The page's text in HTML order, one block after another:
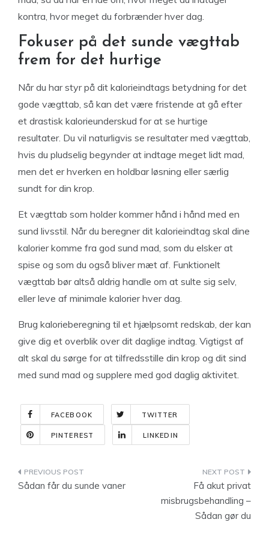
kontra, hvor meget du forbrænder hver dag.
Fokuser på det sunde vægttab
frem for det hurtige
Når du har styr på dit kalorieindtags betydning for det
gode vægttab, så kan det være fristende at gå efter
et drastisk kalorieunderskud for at se hurtige
resultater. Du vil naturligvis se resultater med vægttab,
hvis du pludselig begynder at indtage meget lidt mad,
men det er hverken en holdbar løsning eller særlig
sundt for din krop.
Et vægttab som holder kommer hånd i hånd med en
sund livsstil. Når du beregner dit kalorieindtag skal dine
kalorier komme fra god sund mad, som du elsker at
spise og som du også bliver mæt af. Funktionelt
vægttab bør altså aldrig handle om at sulte sig selv,
eller leve af minimale kalorier hver dag.
Brug kalorieberegning til et hjælpsomt redskab, der kan
give dig et overblik over dit daglige indtag. Vigtigst af
alt skal du sørge for at tilfredsstille din krop og dit sind
med sund mad og supplere med god daglig aktivitet.
FACEBOOK TWITTER
PINTEREST LINKEDIN
Indlægsnavigation
Sådan får du sunde vaner
Få akut privat
misbrugsbehandling –
Sådan gør du